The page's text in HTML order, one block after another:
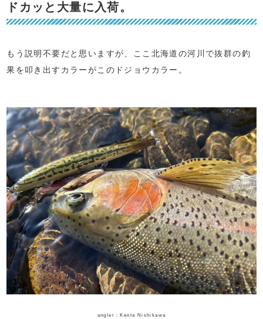
ドカッと大量に入荷。
もう説明不要だと思いますが、ここ北海道の河川で抜群の釣
果を叩き出すカラーがこのドジョウカラー。
angler：Kenta Nishikawa